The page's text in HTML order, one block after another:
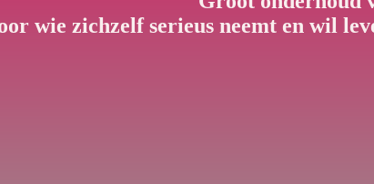
wie zichzelf serieus neemt en wil